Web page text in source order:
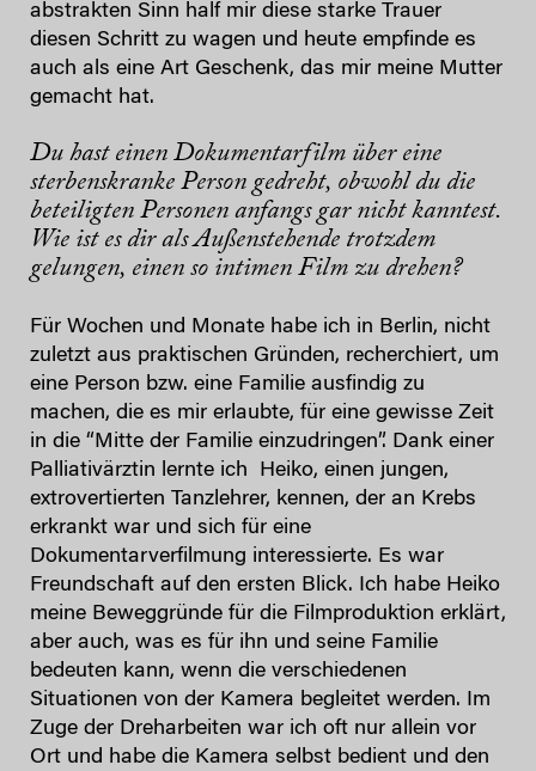
abstrakten Sinn half mir diese starke Trauer
diesen Schritt zu wagen und heute empfinde es
auch als eine Art Geschenk, das mir meine Mutter
gemacht hat.
Du hast einen Dokumentarfilm über eine
sterbenskranke Person gedreht, obwohl du die
beteiligten Personen anfangs gar nicht kanntest.
Wie ist es dir alsAußenstehende trotzdem
gelungen, einen so intimen Film zu drehen?
Für Wochen und Monate habe ich in Berlin, nicht
zuletzt aus praktischen Gründen, recherchiert, um
eine Person bzw. eine Familie ausfindig zu
machen, die es mir erlaubte, für eine gewisse Zeit
in die “Mitte der Familie einzudringen”. Dank einer
Palliativärztin lernte ich Heiko, einen jungen,
extrovertierten Tanzlehrer, kennen, der an Krebs
erkrankt war und sich für eine
Dokumentarverfilmung interessierte. Es war
Freundschaft auf den ersten Blick. Ich habe Heiko
meine Beweggründe für die Filmproduktion erklärt,
aber auch, was es für ihn und seine Familie
bedeuten kann, wenn die verschiedenen
Situationen von der Kamera begleitet werden. Im
Zuge der Dreharbeiten war ich oft nur allein vor
Ort und habe die Kamera selbst bedient und den